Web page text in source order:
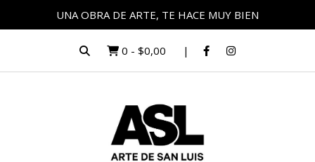
UNA OBRA DE ARTE, TE HACE MUY BIEN
0 - $0,00